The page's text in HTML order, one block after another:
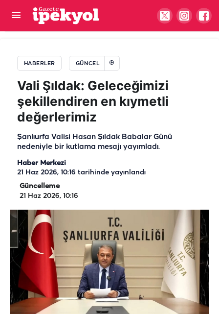
HABERLER GÜNCEL
Vali Şıldak: Geleceğimizi
şekillendiren en kıymetli
değerlerimiz
Şanlıurfa Valisi Hasan Şıldak Babalar Günü
nedeniyle bir kutlama mesajı yayımladı.
Haber Merkezi
21 Haz 2026, 10:16 tarihinde yayınlandı
Güncelleme
21 Haz 2026, 10:16
Sabah namazı sırasında gökyüzünde görüldü!